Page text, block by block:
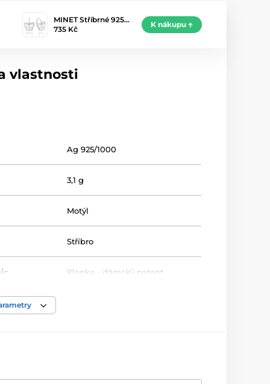
MINET Stříbrné 925…
735 Kč
K nákupu
vlastnosti
Ag 925/1000
3,1 g
Motýl
Stříbro
Klapka - dámský patent